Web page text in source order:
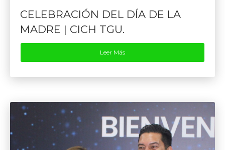
CELEBRACIÓN DEL DÍA DE LA
MADRE | CICH TGU.
Leer Más